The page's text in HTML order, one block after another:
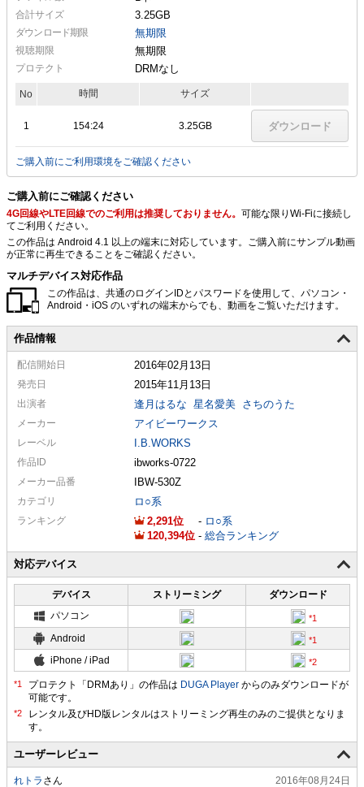
合計サイズ 3.25GB
ダウンロード期限 無期限
視聴期限 無期限
プロテクト DRMなし
No 時間 サイズ
1 154:24 3.25GB ダウンロード
ご購入前にご利用環境をご確認ください
ご購入前にご確認ください
4G回線やLTE回線でのご利用は推奨しておりません。 可能な限りWi-Fiに接続し
てご利用ください。
この作品は Android 4.1 以上の端末に対応しています。ご購入前にサンプル動画
が正常に再生できることをご確認ください。
マルチデバイス対応作品
この作品は、共通のログインIDとパスワードを使用して、パソコン・
Android・iOS のいずれの端末からでも、動画をご覧いただけます。
作品情報
配信開始日 2016年02月13日
発売日 2015年11月13日
出演者 逢月はるな 星名愛美 さちのうた
メーカー アイビーワークス
レーベル I.B.WORKS
作品ID ibworks-0722
メーカー品番 IBW-530Z
カテゴリ ロ○系
ランキング 2,291 - ロ○系
120,394
- 総合ランキング
対応デバイス
デバイス ストリーミング
ダウンロード
パソコン
Android
iPhone / iPad
プロテクト「DRMあり」の作品は DUGA Player からのみダウンロードが
可能です。
ユーザーレビュー
れトラ さん
2016年08月24日